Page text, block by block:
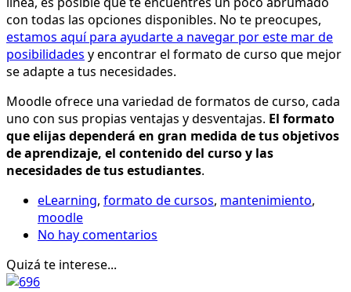
con todas las opciones disponibles. No te preocupes,
estamos aquí para ayudarte a navegar por este mar de
posibilidades y encontrar el formato de curso que mejor
se adapte a tus necesidades.
Moodle ofrece una variedad de formatos de curso, cada
uno con sus propias ventajas y desventajas. El formato
que elijas dependerá en gran medida de tus objetivos
de aprendizaje, el contenido del curso y las
necesidades de tus estudiantes.
eLearning, formato de cursos, mantenimiento,
moodle
No hay comentarios
Quizá te interese...